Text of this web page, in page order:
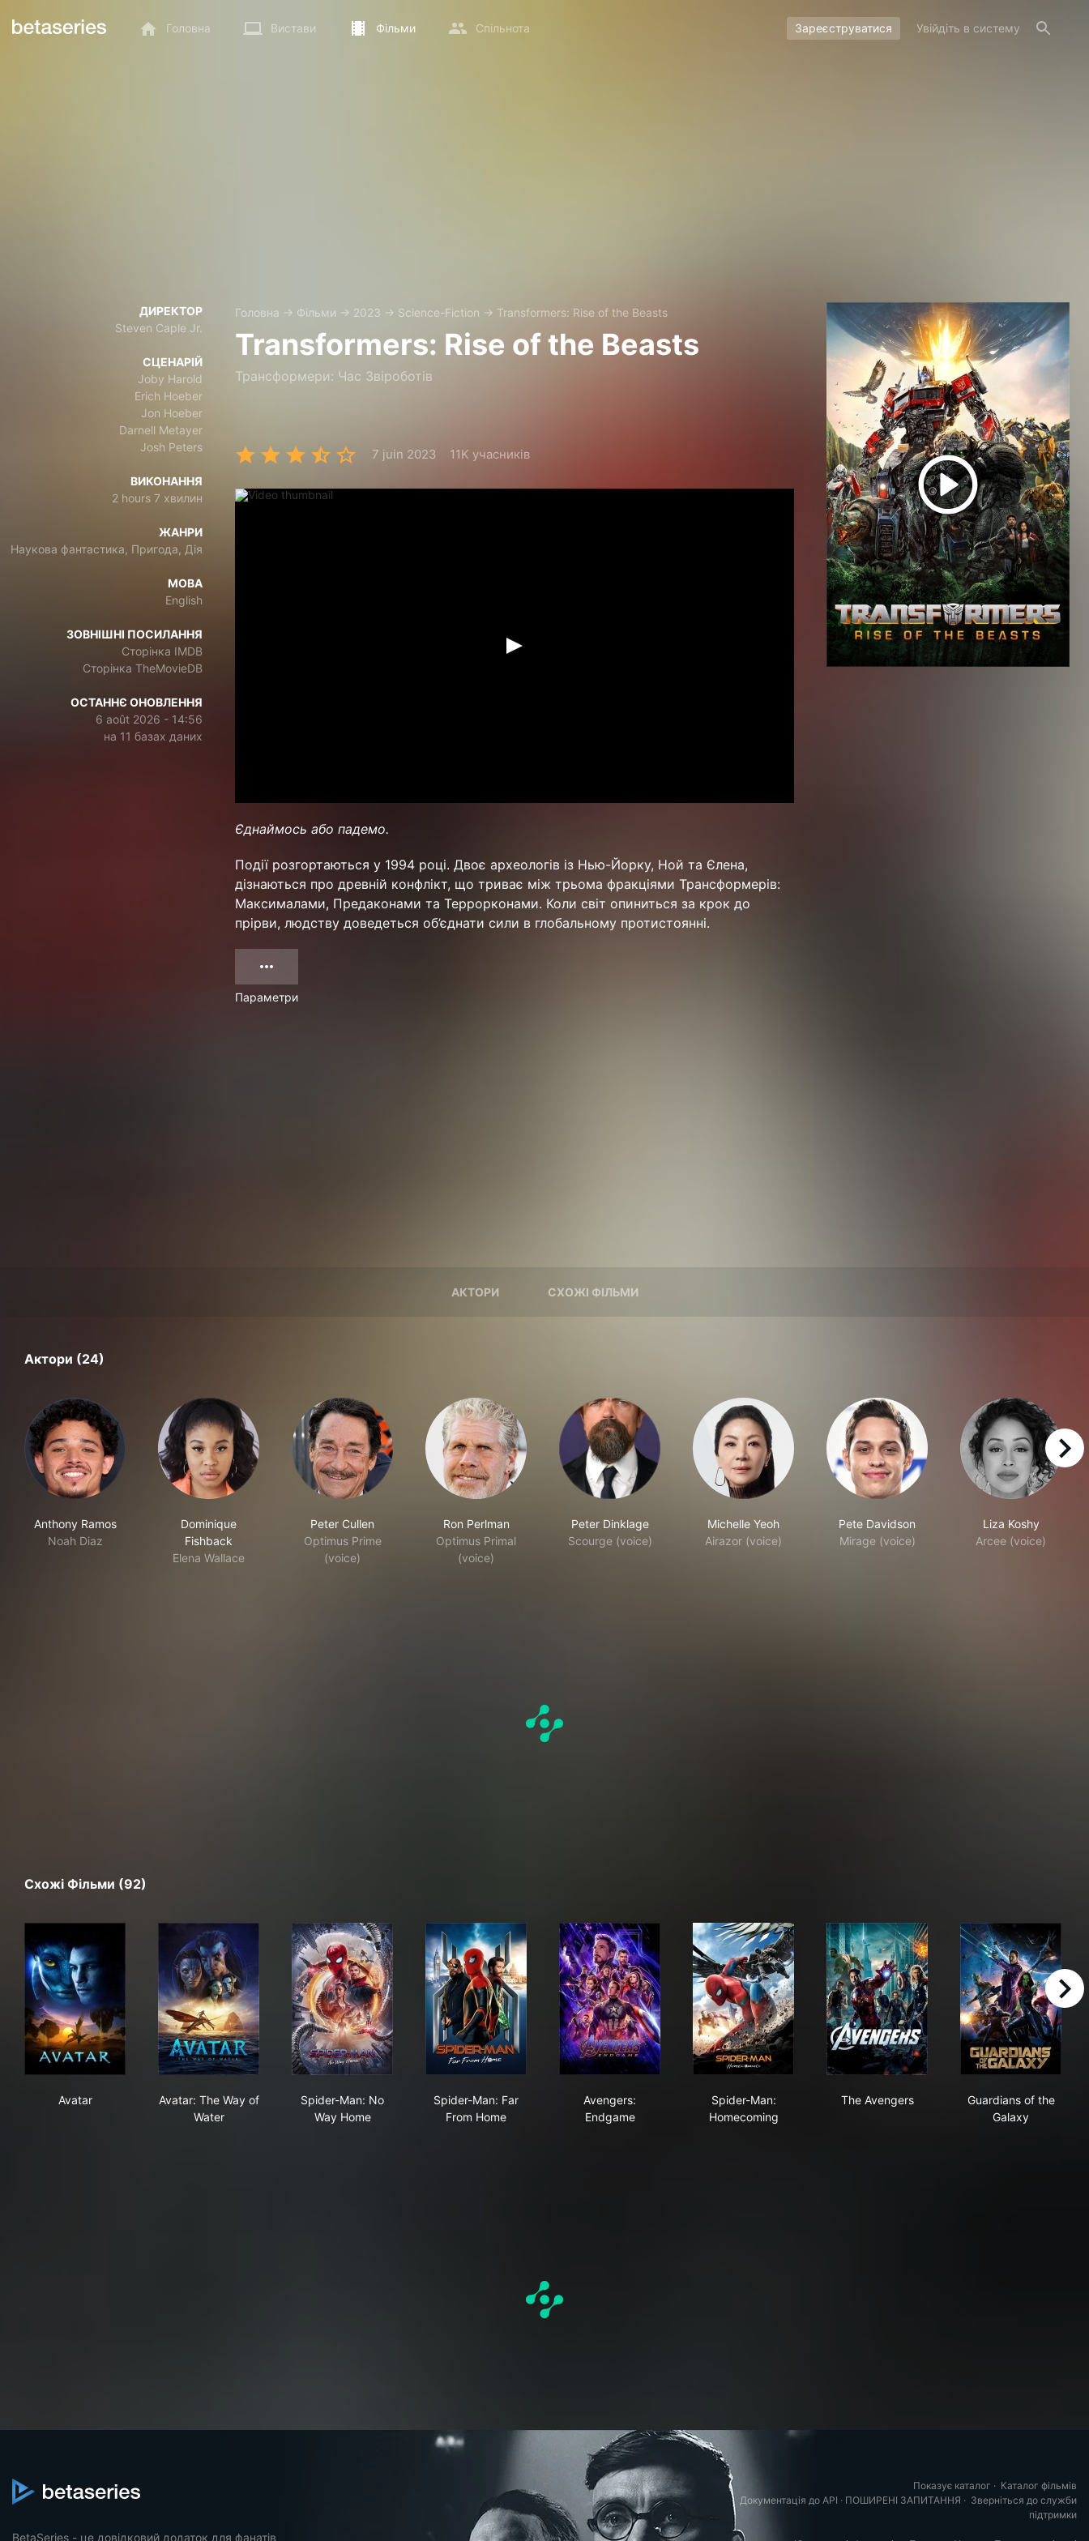
Головна Вистави Фільми Спільнота Зареєструватися Увійдіть в систему
ДИРЕКТОР
Steven Caple Jr.
СЦЕНАРІЙ
Joby Harold
Erich Hoeber
Jon Hoeber
Darnell Metayer
Josh Peters
ВИКОНАННЯ
2 hours 7 хвилин
ЖАНРИ
Наукова фантастика, Пригода, Дія
МОВА
English
ЗОВНІШНІ ПОСИЛАННЯ
Сторінка IMDB
Сторінка TheMovieDB
ОСТАННЄ ОНОВЛЕННЯ
6 août 2026 - 14:56
на 11 базах даних
Головна → Фільми → 2023 → Science-Fiction → Transformers: Rise of the Beasts
Transformers: Rise of the Beasts
Трансформери: Час Звіроботів
7 juin 2023 11K учасників
Єднаймось або падемо.
Події розгортаються у 1994 році. Двоє археологів із Нью-Йорку, Ной та Єлена,
дізнаються про древній конфлікт, що триває між трьома фракціями Трансформерів:
Максималами, Предаконами та Террорконами. Коли світ опиниться за крок до
прірви, людству доведеться об’єднати сили в глобальному протистоянні.
Параметри
АКТОРИ СХОЖІ ФІЛЬМИ
Актори (24)
Anthony Ramos
Noah Diaz
Dominique
Fishback
Elena Wallace
Peter Cullen
Optimus Prime
(voice)
Ron Perlman
Optimus Primal
(voice)
Peter Dinklage
Scourge (voice)
Michelle Yeoh
Airazor (voice)
Pete Davidson
Mirage (voice)
Liza Koshy
Arcee (voice)
right
Схожі Фільми (92)
Avatar
Avatar: The Way of
Water
Spider-Man: No
Way Home
Spider-Man: Far
From Home
Avengers:
Endgame
Spider-Man:
Homecoming
The Avengers
Guardians of the
Galaxy
right
BetaSeries - це довідковий додаток для фанатів
Показує каталог · Каталог фільмів
Документація до API · ПОШИРЕНІ ЗАПИТАННЯ · Зверніться до служби
підтримки